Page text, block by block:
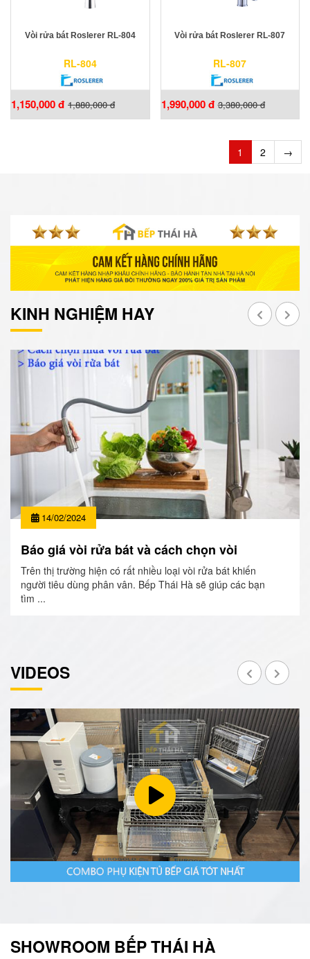
Vòi rửa bát Roslerer RL-804
RL-804
1,150,000 đ 1,880,000 đ
Vòi rửa bát Roslerer RL-807
RL-807
1,990,000 đ 3,380,000 đ
1 2 →
KINH NGHIỆM HAY
14/02/2024
Báo giá vòi rửa bát và cách chọn vòi
Trên thị trường hiện có rất nhiều loại vòi rửa bát khiến
người tiêu dùng phân vân. Bếp Thái Hà sẽ giúp các bạn
tìm ...
VIDEOS
SHOWROOM BẾP THÁI HÀ